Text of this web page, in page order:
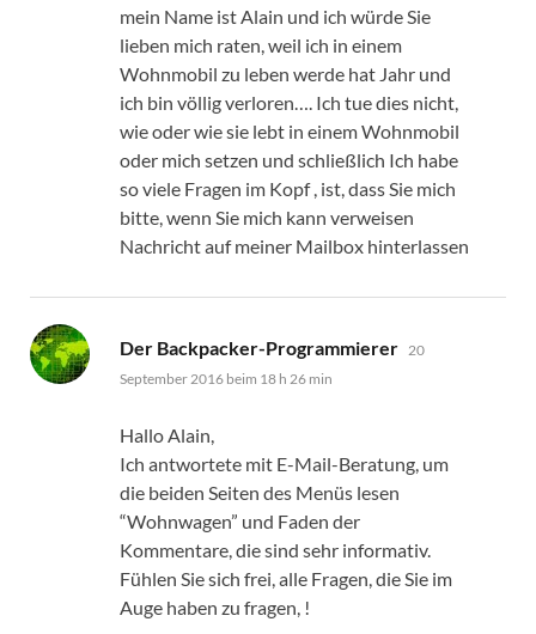
mein Name ist Alain und ich würde Sie
lieben mich raten, weil ich in einem
Wohnmobil zu leben werde hat Jahr und
ich bin völlig verloren…. Ich tue dies nicht,
wie oder wie sie lebt in einem Wohnmobil
oder mich setzen und schließlich Ich habe
so viele Fragen im Kopf , ist, dass Sie mich
bitte, wenn Sie mich kann verweisen
Nachricht auf meiner Mailbox hinterlassen
Der Backpacker-Programmierer sagt:
20
September 2016 beim 18 h 26 min
Hallo Alain,
Ich antwortete mit E-Mail-Beratung, um
die beiden Seiten des Menüs lesen
“Wohnwagen” und Faden der
Kommentare, die sind sehr informativ.
Fühlen Sie sich frei, alle Fragen, die Sie im
Auge haben zu fragen, !